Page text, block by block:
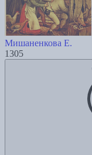
Мишаненкова Е.
1305